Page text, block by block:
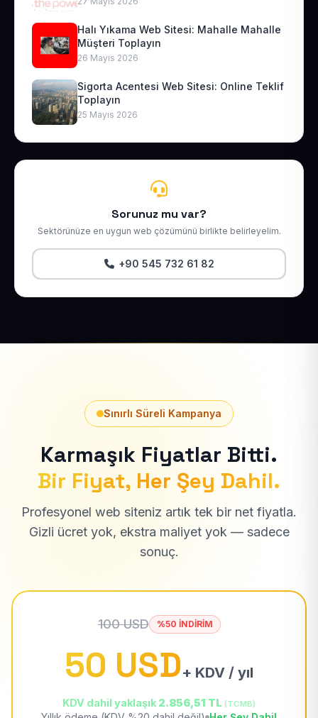
Halı Yıkama Web Sitesi: Mahalle Mahalle
Müşteri Toplayın
26 Mayıs 2026
Sigorta Acentesi Web Sitesi: Online Teklif
Toplayın
25 Mayıs 2026
Sorunuz mu var?
Sektörünüze en uygun web çözümünü birlikte belirleyelim.
+90 545 732 61 82
Sınırlı Süreli Kampanya
Karmaşık Fiyatlar Bitti.
Bir Fiyat, Her Şey Dahil.
Profesyonel web siteniz artık tek bir net fiyatla.
Gizli ücret yok, ekstra maliyet yok — sadece
sonuç.
100 USD %50 İNDİRİM
50 USD+ KDV / yıl
KDV dahil yaklaşık 2.856,51 TL (TCMB)